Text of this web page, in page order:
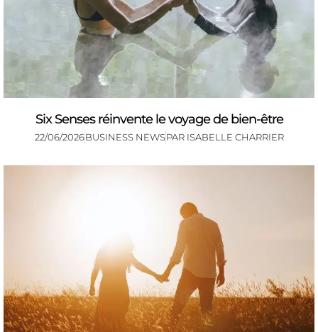
Six Senses réinvente le voyage de bien-être
22/06/2026BUSINESS NEWSPAR ISABELLE CHARRIER